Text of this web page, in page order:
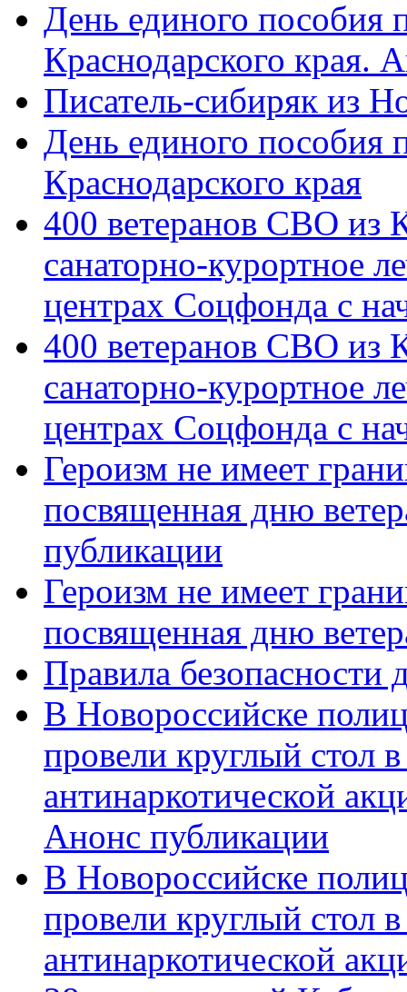
День единого пособия
Краснодарского края.
Писатель-сибиряк из
День единого пособия
Краснодарского края
400 ветеранов СВО из
санаторно-курортное
центрах Соцфонда с
400 ветеранов СВО из
санаторно-курортное
центрах Соцфонда с
Героизм не имеет
посвященная дню
публикации
Героизм не имеет
посвященная дню
Правила безопасности
В Новороссийске
провели круглый стол
антинаркотической
Анонс публикации
В Новороссийске
провели круглый стол
антинаркотической